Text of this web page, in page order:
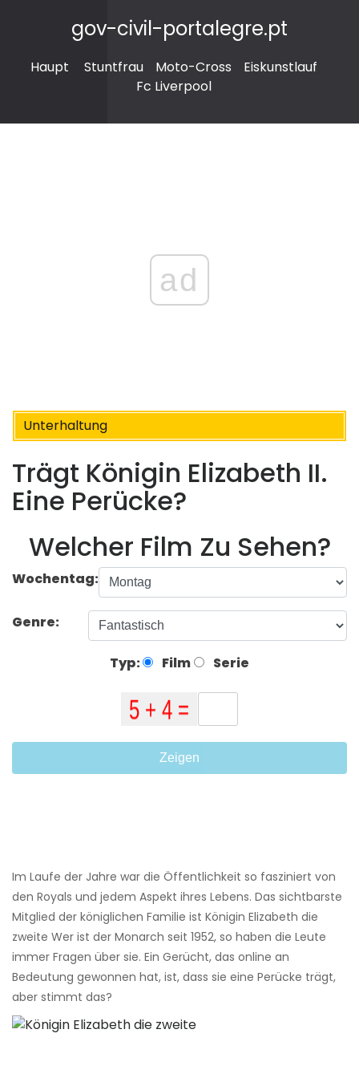
gov-civil-portalegre.pt
Haupt Stuntfrau Moto-Cross
Eiskunstlauf
Fc Liverpool
ad
Unterhaltung
Trägt Königin Elizabeth II.
Eine Perücke?
Welcher Film Zu Sehen?
Wochentag:
Genre:
Typ: Film Serie
Zeigen
Im Laufe der Jahre war die Öffentlichkeit so fasziniert von
den Royals und jedem Aspekt ihres Lebens. Das sichtbarste
Mitglied der königlichen Familie ist Königin Elizabeth die
zweite Wer ist der Monarch seit 1952, so haben die Leute
immer Fragen über sie. Ein Gerücht, das online an
Bedeutung gewonnen hat, ist, dass sie eine Perücke trägt,
aber stimmt das?